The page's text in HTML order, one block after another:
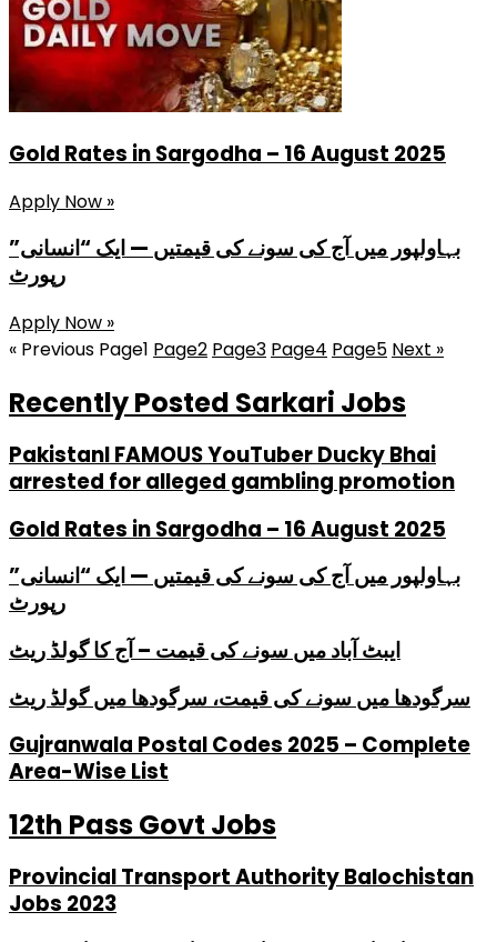
Gold Rates in Sargodha – 16 August 2025
Apply Now »
بہاولپور میں آج کی سونے کی قیمتیں — ایک “انسانی”
رپورٹ
Apply Now »
« Previous Page1 Page2 Page3 Page4 Page5 Next »
Recently Posted Sarkari Jobs
PakistanI FAMOUS YouTuber Ducky Bhai
arrested for alleged gambling promotion
Gold Rates in Sargodha – 16 August 2025
بہاولپور میں آج کی سونے کی قیمتیں — ایک “انسانی”
رپورٹ
ایبٹ آباد میں سونے کی قیمت – آج کا گولڈ ریٹ
سرگودھا میں سونے کی قیمت، سرگودھا میں گولڈ ریٹ
Gujranwala Postal Codes 2025 – Complete
Area-Wise List
12th Pass Govt Jobs
Provincial Transport Authority Balochistan
Jobs 2023